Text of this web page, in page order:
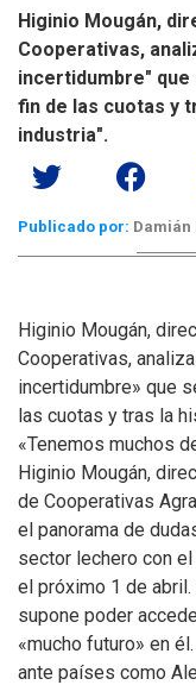
Higinio Mougán,
Cooperativas,
incertidumbre"
fin de las cuotas y
industria".
Publicado por:
Higinio Mougán,
Cooperativas,
incertidumbre» que
las cuotas y tras la
«Tenemos muchos
Higinio Mougán,
de Cooperativas
el panorama de
sector lechero con
el próximo 1 de
supone poder
«mucho futuro» en
ante países como